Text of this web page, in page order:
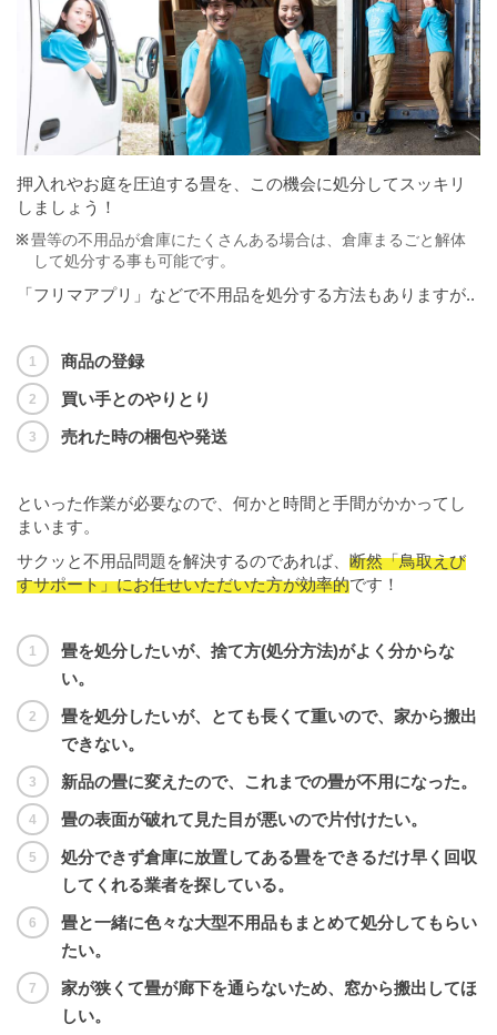
押入れやお庭を圧迫する畳を、この機会に処分してスッキリ
しましょう！
畳等の不用品が倉庫にたくさんある場合は、倉庫まるごと解体
して処分する事も可能です。
「フリマアプリ」などで不用品を処分する方法もありますが..
商品の登録
買い手とのやりとり
売れた時の梱包や発送
といった作業が必要なので、何かと時間と手間がかかってし
まいます。
サクッと不用品問題を解決するのであれば、 断然「鳥取えび
すサポート」にお任せいただいた方が効率的です！
畳を処分したいが、捨て方(処分方法)がよく分からな
い。
畳を処分したいが、とても長くて重いので、家から搬出
できない。
新品の畳に変えたので、これまでの畳が不用になった。
畳の表面が破れて見た目が悪いので片付けたい。
処分できず倉庫に放置してある畳をできるだけ早く回収
してくれる業者を探している。
畳と一緒に色々な大型不用品もまとめて処分してもらい
たい。
家が狭くて畳が廊下を通らないため、窓から搬出してほ
しい。